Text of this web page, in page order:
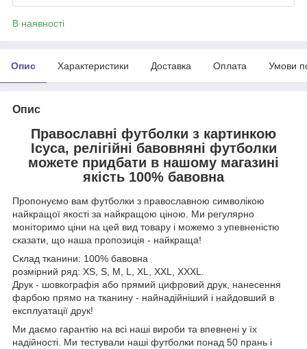
В наявності
Опис Характеристики Доставка Оплата Умови
Опис
Православні футболки з картинкою
Ісуса, релігійні бавовняні футболки
можете придбати в нашому магазині
якість 100% бавовна
Пропонуємо вам футболки з православною символікою
найкращої якості за найкращою ціною. Ми регулярно
моніторимо ціни на цей вид товару і можемо з упевненістю
сказати, що наша пропозиція - найкраща!
Склад тканини: 100% бавовна
розмірний ряд: XS, S, M, L, XL, XXL, XXXL.
Друк - шовкографія або прямий цифровий друк, нанесення
фарбою прямо на тканину - найнадійніший і найдовший в
експлуатації друк!
Ми даємо гарантію на всі наші вироби та впевнені у їх
надійності. Ми тестували наші футболки понад 50 прань і